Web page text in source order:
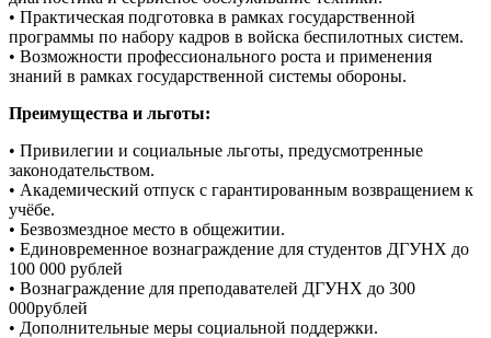
• Практическая подготовка в рамках государственной
программы по набору кадров в войска беспилотных систем.
• Возможности профессионального роста и применения
знаний в рамках государственной системы обороны.
Преимущества и льготы:
• Привилегии и социальные льготы, предусмотренные
законодательством.
• Академический отпуск с гарантированным возвращением к
учёбе.
• Безвозмездное место в общежитии.
• Единовременное вознаграждение для студентов ДГУНХ до
100 000 рублей
• Вознаграждение для преподавателей ДГУНХ до 300
000рублей
• Дополнительные меры социальной поддержки.